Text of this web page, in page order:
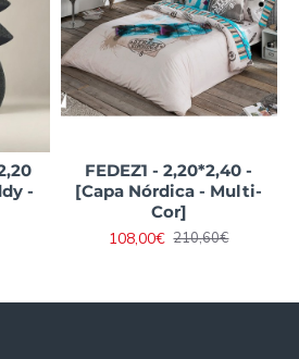
-
FEDEZ1 - 2,20*2,40 -
[Capa Nórdica - Multi-
Cor]
108,00€ 210,60€